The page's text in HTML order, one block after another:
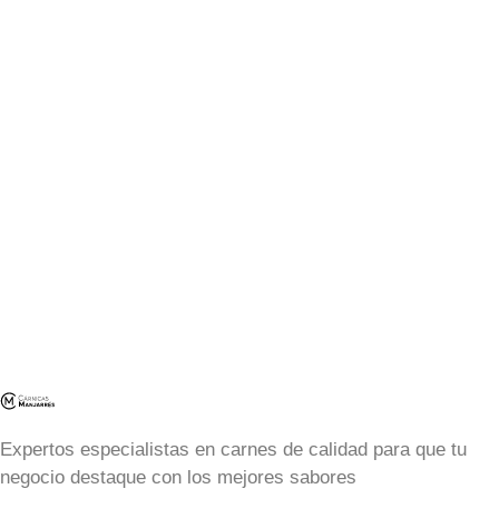
Expertos especialistas en carnes de calidad para que tu
negocio destaque con los mejores sabores